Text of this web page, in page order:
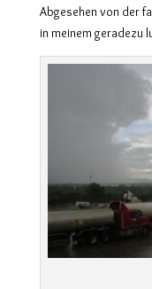
Abgesehen von der
in meinem geradezu